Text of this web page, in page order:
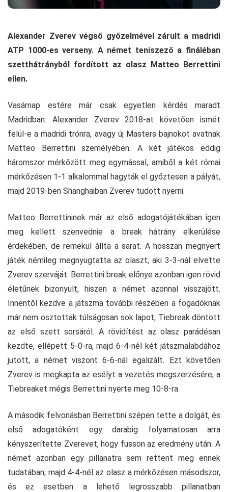
Alexander Zverev végső győzelmével zárult a madridi
ATP 1000-es verseny. A német teniszező a fináléban
szetthátrányból fordított az olasz Matteo Berrettini
ellen.
Vasárnap estére már csak egyetlen kérdés maradt
Madridban: Alexander Zverev 2018-at követően ismét
felül-e a madridi trónra, avagy új Masters bajnokot avatnak
Matteo Berrettini személyében. A két játékos eddig
háromszor mérkőzött meg egymással, amiből a két római
mérkőzésen 1-1 alkalommal hagyták el győztesen a pályát,
majd 2019-ben Shanghaiban Zverev tudott nyerni.
Matteo Berrettininek már az első adogatójátékában igen
meg kellett szenvednie a break hátrány elkerülése
érdekében, de remekül állta a sarat. A hosszan megnyert
játék némileg megnyugtatta az olaszt, aki 3-3-nál elvette
Zverev szerváját. Berrettini break előnye azonban igen rövid
életűnek bizonyult, hiszen a német azonnal visszajött.
Innentől kezdve a játszma további részében a fogadóknak
már nem osztottak túlságosan sok lapot, Tiebreak döntött
az első szett sorsáról. A rövidítést az olasz parádésan
kezdte, ellépett 5-0-ra, majd 6-4-nél két játszmalabdához
jutott, a német viszont 6-6-nál egalizált. Ezt követően
Zverev is megkapta az esélyt a vezetés megszerzésére, a
Tiebreaket mégis Berrettini nyerte meg 10-8-ra.
A második felvonásban Berrettini szépen tette a dolgát, és
első adogatóként egy darabig folyamatosan arra
kényszerítette Zverevet, hogy fusson az eredmény után. A
német azonban egy pillanatra sem rettent meg ennek
tudatában, majd 4-4-nél az olasz a mérkőzésen másodszor,
és ez esetben a lehető legrosszabb pillanatban